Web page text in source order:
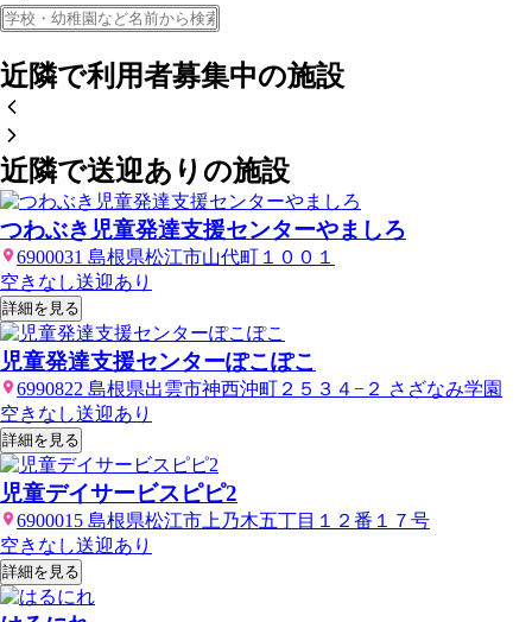
近隣で利用者募集中の施設
近隣で送迎ありの施設
つわぶき児童発達支援センターやましろ
6900031 島根県松江市山代町１００１
空きなし送迎あり
詳細を見る
児童発達支援センターぽこぽこ
6990822 島根県出雲市神西沖町２５３４−２ さざなみ学園
空きなし送迎あり
詳細を見る
児童デイサービスピピ2
6900015 島根県松江市上乃木五丁目１２番１７号
空きなし送迎あり
詳細を見る